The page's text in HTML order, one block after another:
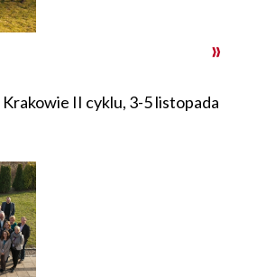
Krakowie II cyklu, 3-5 listopada